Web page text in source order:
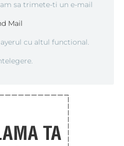
sa trimete-ti un e-mail
Mail
cu altul functional.